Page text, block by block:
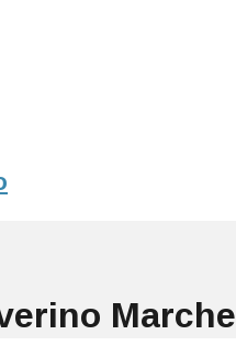
Marche